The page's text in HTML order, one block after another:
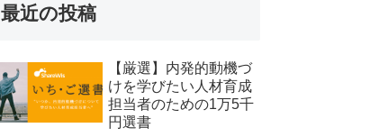
最近の投稿
【厳選】内発的動機づ
けを学びたい人材育成
担当者のための1万5千
円選書